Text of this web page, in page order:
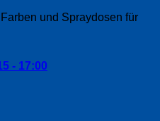
und Spraydosen für
- 17:00